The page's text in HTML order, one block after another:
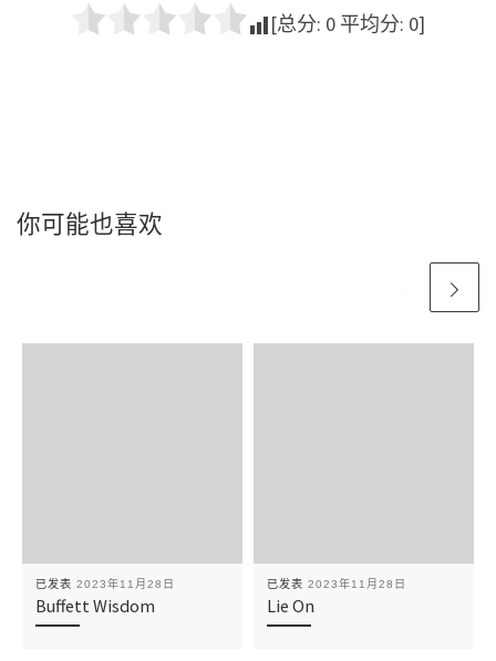
[总分: 0 平均分: 0]
你可能也喜欢
已发表 2023年11月28日
Buffett Wisdom
已发表 2023年11月28日
Lie On